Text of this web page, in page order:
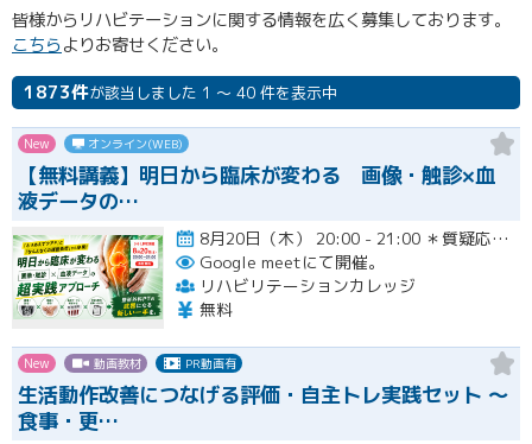
皆様からリハビテーションに関する情報を広く募集しております。
こちらよりお寄せください。
1873件が該当しました 1 ～ 40 件を表示中
New オンライン(WEB)
【無料講義】明日から臨床が変わる 画像・触診×血
液データの…
8月20日（木） 20:00 - 21:00 ＊質疑応答とアンケート回答の時間を含みます。終了時間は余裕を持っ…開催
Google meetにて開催。
リハビリテーションカレッジ
無料
New 動画教材 PR動画有
生活動作改善につなげる評価・自主トレ実践セット ～
食事・更…